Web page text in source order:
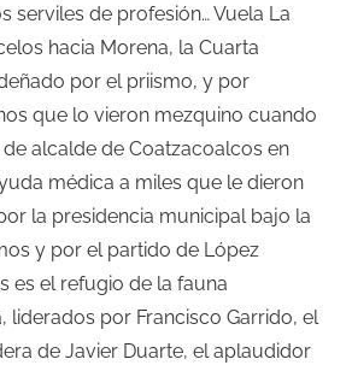
serviles de profesión… Vuela La
hacia Morena, la Cuarta
por el priismo, y por
que lo vieron mezquino cuando
alcalde de Coatzacoalcos en
médica a miles que le dieron
la presidencia municipal bajo la
y por el partido de López
es el refugio de la fauna
liderados por Francisco Garrido, el
de Javier Duarte, el aplaudidor